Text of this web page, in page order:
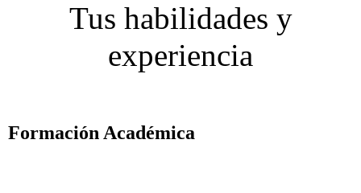
Tus habilidades y
experiencia
Formación Académica